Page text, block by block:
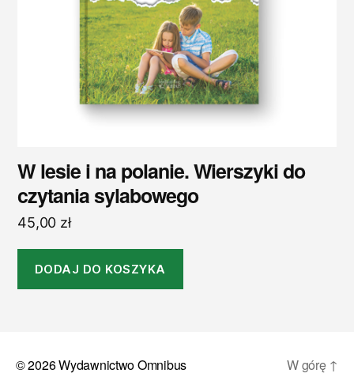
W lesie i na polanie. Wierszyki do
czytania sylabowego
45,00 zł
DODAJ DO KOSZYKA
© 2026Wydawnictwo Omnibus W górę ↑